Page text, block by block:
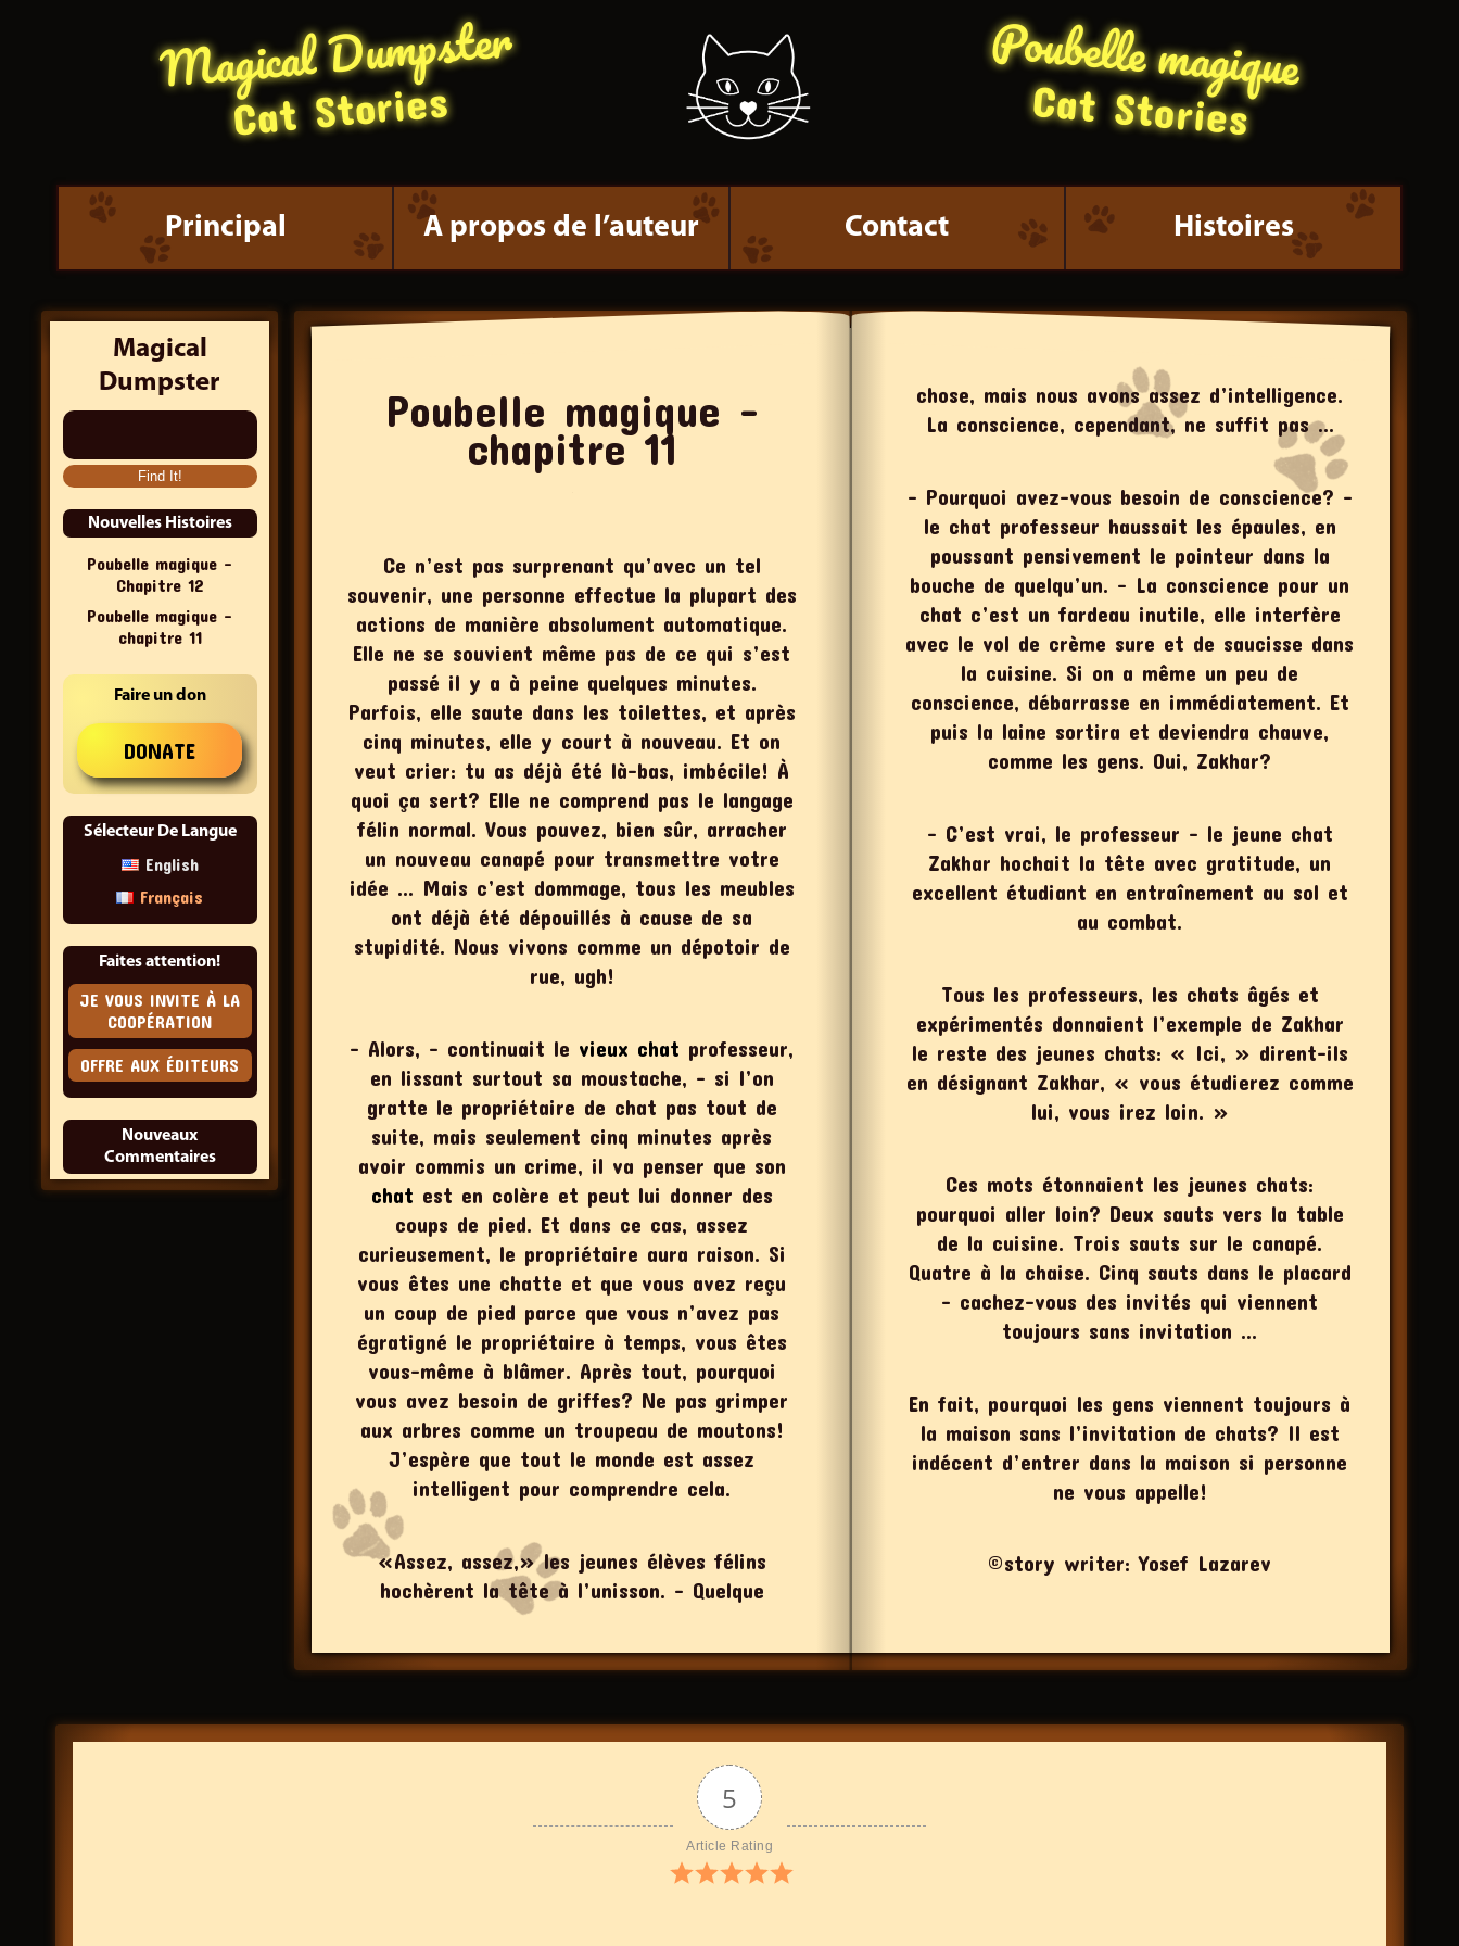
Magical Dumpster
Cat Stories
Poubelle magique
Cat Stories
Principal A propos de l’auteur Contact Histoires
Magical
Dumpster
Nouvelles Histoires
Poubelle magique –
Chapitre 12
Poubelle magique –
chapitre 11
Faire un don
Sélecteur De Langue
English
Français
Faites attention!
JE VOUS INVITE À LA
COOPÉRATION
OFFRE AUX ÉDITEURS
Nouveaux
Commentaires
Poubelle magique –
chapitre 11
Ce n’est pas surprenant qu’avec un tel
souvenir, une personne effectue la plupart des
actions de manière absolument automatique.
Elle ne se souvient même pas de ce qui s’est
passé il y a à peine quelques minutes.
Parfois, elle saute dans les toilettes, et après
cinq minutes, elle y court à nouveau. Et on
veut crier: tu as déjà été là-bas, imbécile! À
quoi ça sert? Elle ne comprend pas le langage
félin normal. Vous pouvez, bien sûr, arracher
un nouveau canapé pour transmettre votre
idée … Mais c’est dommage, tous les meubles
ont déjà été dépouillés à cause de sa
stupidité. Nous vivons comme un dépotoir de
rue, ugh!
– Alors, – continuait le vieux chat professeur,
en lissant surtout sa moustache, – si l’on
gratte le propriétaire de chat pas tout de
suite, mais seulement cinq minutes après
avoir commis un crime, il va penser que son
chat est en colère et peut lui donner des
coups de pied. Et dans ce cas, assez
curieusement, le propriétaire aura raison. Si
vous êtes une chatte et que vous avez reçu
un coup de pied parce que vous n’avez pas
égratigné le propriétaire à temps, vous êtes
vous-même à blâmer. Après tout, pourquoi
vous avez besoin de griffes? Ne pas grimper
aux arbres comme un troupeau de moutons!
J’espère que tout le monde est assez
intelligent pour comprendre cela.
«Assez, assez,» les jeunes élèves félins
hochèrent la tête à l’unisson. – Quelque
chose, mais nous avons assez d’intelligence.
La conscience, cependant, ne suffit pas …
– Pourquoi avez-vous besoin de conscience? –
le chat professeur haussait les épaules, en
poussant pensivement le pointeur dans la
bouche de quelqu’un. – La conscience pour un
chat c’est un fardeau inutile, elle interfère
avec le vol de crème sure et de saucisse dans
la cuisine. Si on a même un peu de
conscience, débarrasse en immédiatement. Et
puis la laine sortira et deviendra chauve,
comme les gens. Oui, Zakhar?
– C’est vrai, le professeur – le jeune chat
Zakhar hochait la tête avec gratitude, un
excellent étudiant en entraînement au sol et
au combat.
Tous les professeurs, les chats âgés et
expérimentés donnaient l’exemple de Zakhar
le reste des jeunes chats: « Ici, » dirent-ils
en désignant Zakhar, « vous étudierez comme
lui, vous irez loin. »
Ces mots étonnaient les jeunes chats:
pourquoi aller loin? Deux sauts vers la table
de la cuisine. Trois sauts sur le canapé.
Quatre à la chaise. Cinq sauts dans le placard
– cachez-vous des invités qui viennent
toujours sans invitation …
En fait, pourquoi les gens viennent toujours à
la maison sans l’invitation de chats? Il est
indécent d’entrer dans la maison si personne
ne vous appelle!
©story writer: Yosef Lazarev
5
Article Rating